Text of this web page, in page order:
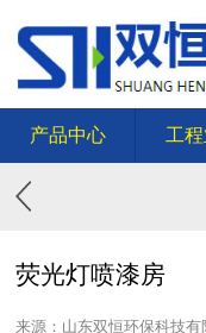
产品中心 工
荧光灯喷漆房
来源：山东双恒环保科技有